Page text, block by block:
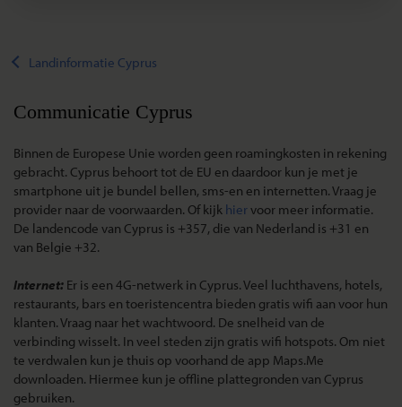
Landinformatie Cyprus
Communicatie Cyprus
Binnen de Europese Unie worden geen roamingkosten in rekening
gebracht. Cyprus behoort tot de EU en daardoor kun je met je
smartphone uit je bundel bellen, sms-en en internetten. Vraag je
provider naar de voorwaarden. Of kijk hiervoor meer informatie.
De landencode van Cyprus is +357, die van Nederland is +31 en
van Belgie +32.
Internet: Er is een 4G-netwerk in Cyprus. Veel luchthavens, hotels,
restaurants, bars en toeristencentra bieden gratis wifi aan voor hun
klanten. Vraag naar het wachtwoord. De snelheid van de
verbinding wisselt. In veel steden zijn gratis wifi hotspots. Om niet
te verdwalen kun je thuis op voorhand de app Maps.Me
downloaden. Hiermee kun je offline plattegronden van Cyprus
gebruiken.